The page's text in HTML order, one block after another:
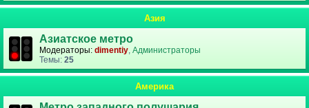
Азия
Азиатское метро
Модераторы: dimentiy, Администраторы
Темы: 25
Америка